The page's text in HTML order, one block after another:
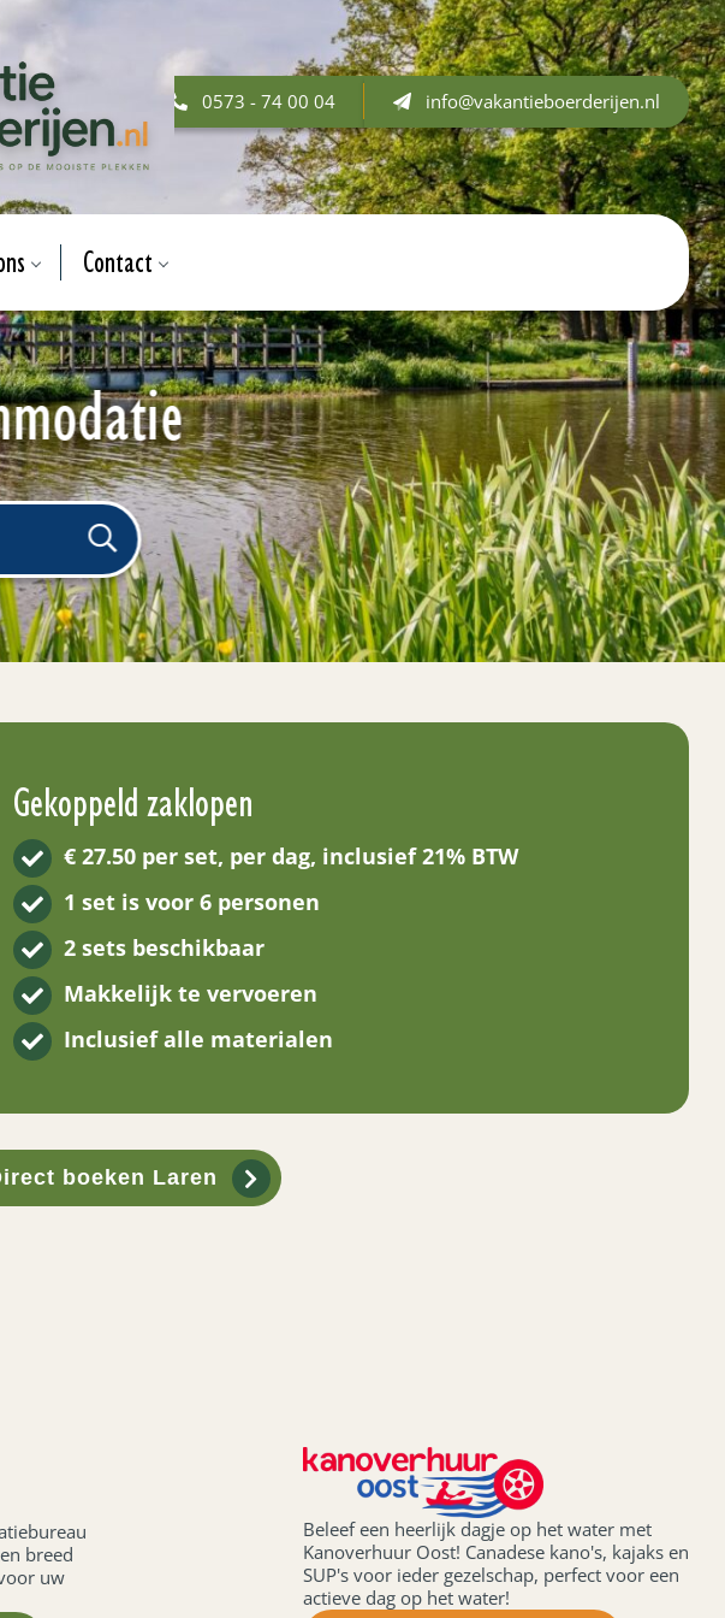
0573 - 74 00 04 info@vakantieboerderijen.nl
Contact
Gekoppeld zaklopen
€ 27.50 per set, per dag, inclusief 21% BTW
1 set is voor 6 personen
2 sets beschikbaar
Makkelijk te vervoeren
Inclusief alle materialen
boeken Laren
breed
uw
Beleef een heerlijk dagje op het water met
Kanoverhuur Oost! Canadese kano's, kajaks en
SUP's voor ieder gezelschap, perfect voor een
actieve dag op het water!